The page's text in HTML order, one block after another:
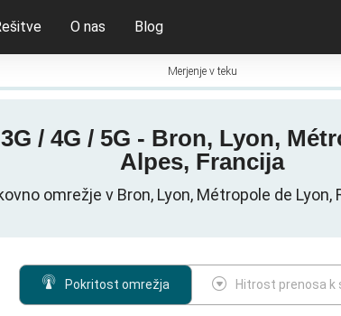
O nas Blog
Merjenje v teku
/ 4G / 5G - Bron, Lyon,
Alpes, Francija
omrežje v Bron, Lyon, Métropole de Lyon,
Pokritost omrežja Hitrost prenosa k